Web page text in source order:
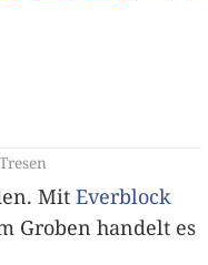
Tresen
Mit Everblock
Groben handelt es